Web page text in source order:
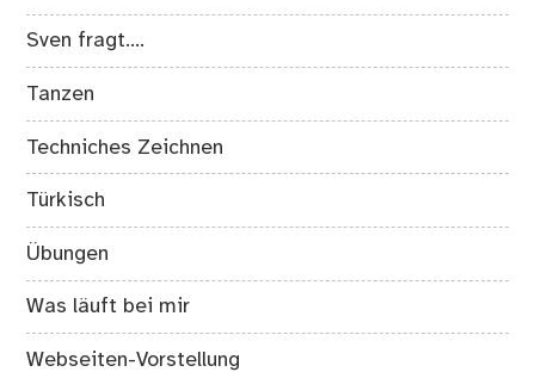
Sven fragt….
Tanzen
Techniches Zeichnen
Türkisch
Übungen
Was läuft bei mir
Webseiten-Vorstellung